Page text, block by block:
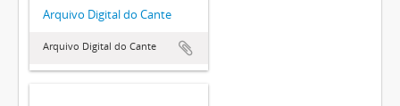
Arquivo Digital do Cante
Arquivo Digital do Cante